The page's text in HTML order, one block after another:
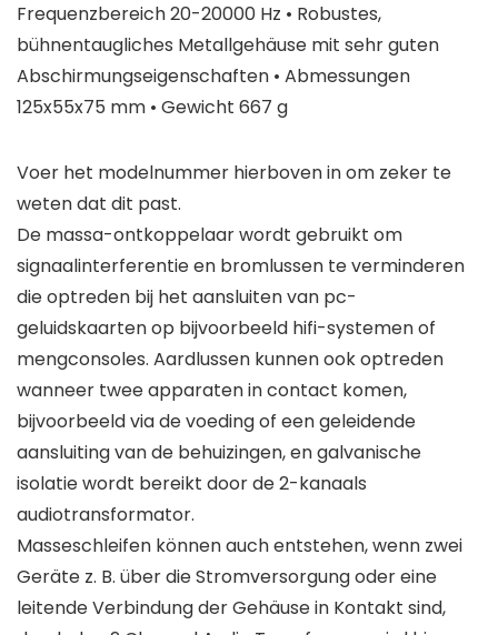
Frequenzbereich 20-20000 Hz • Robustes,
bühnentaugliches Metallgehäuse mit sehr guten
Abschirmungseigenschaften • Abmessungen
125x55x75 mm • Gewicht 667 g
Voer het modelnummer hierboven in om zeker te
weten dat dit past.
De massa-ontkoppelaar wordt gebruikt om
signaalinterferentie en bromlussen te verminderen
die optreden bij het aansluiten van pc-
geluidskaarten op bijvoorbeeld hifi-systemen of
mengconsoles. Aardlussen kunnen ook optreden
wanneer twee apparaten in contact komen,
bijvoorbeeld via de voeding of een geleidende
aansluiting van de behuizingen, en galvanische
isolatie wordt bereikt door de 2-kanaals
audiotransformator.
Masseschleifen können auch entstehen, wenn zwei
Geräte z. B. über die Stromversorgung oder eine
leitende Verbindung der Gehäuse in Kontakt sind,